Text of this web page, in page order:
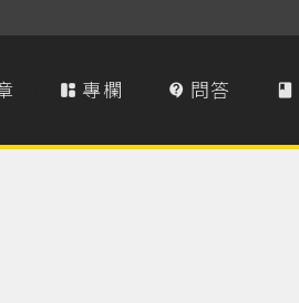
 專欄  問答 